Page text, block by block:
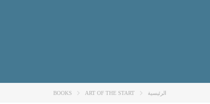
الرئيسية BOOKS ART OF THE START